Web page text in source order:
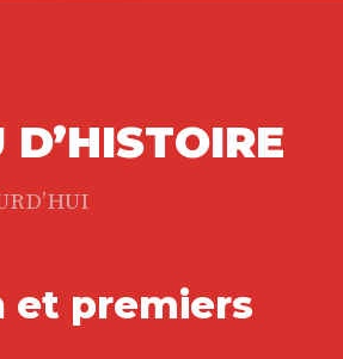
D’HISTOIRE
et premiers